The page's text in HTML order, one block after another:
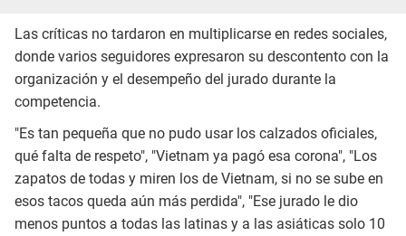
Las críticas no tardaron en multiplicarse en redes sociales,
donde varios seguidores expresaron su descontento con la
organización y el desempeño del jurado durante la
competencia.
"Es tan pequeña que no pudo usar los calzados oficiales,
qué falta de respeto", "Vietnam ya pagó esa corona", "Los
zapatos de todas y miren los de Vietnam, si no se sube en
esos tacos queda aún más perdida", "Ese jurado le dio
menos puntos a todas las latinas y a las asiáticas solo 10